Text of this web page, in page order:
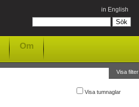
in English
Om
Visa filter
Visa tumnaglar